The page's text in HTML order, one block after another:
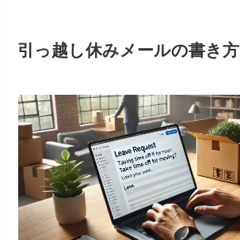
引っ越し休みメールの書き方